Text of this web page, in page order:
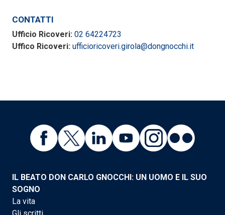
CONTATTI
Ufficio Ricoveri: 02 64224723
Uffico Ricoveri: ufficioricoveri.girola@dongnocchi.it
IL BEATO DON CARLO GNOCCHI: UN UOMO E IL SUO
SOGNO
La vita
Gli scritti